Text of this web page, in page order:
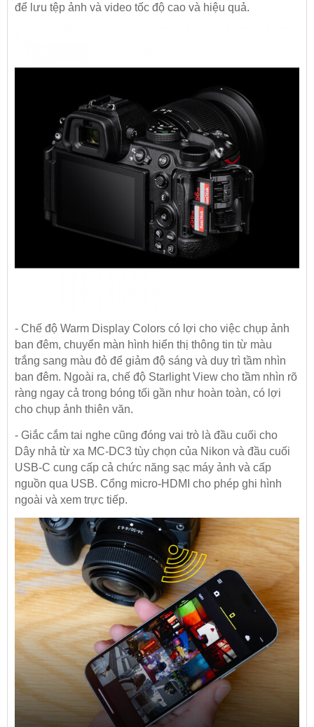
để lưu tệp ảnh và video tốc độ cao và hiệu quả.
- Chế độ Warm Display Colors có lợi cho việc chụp ảnh
ban đêm, chuyển màn hình hiển thị thông tin từ màu
trắng sang màu đỏ để giảm độ sáng và duy trì tầm nhìn
ban đêm. Ngoài ra, chế độ Starlight View cho tầm nhìn rõ
ràng ngay cả trong bóng tối gần như hoàn toàn, có lợi
cho chụp ảnh thiên văn.
- Giắc cắm tai nghe cũng đóng vai trò là đầu cuối cho
Dây nhả từ xa MC-DC3 tùy chọn của Nikon và đầu cuối
USB-C cung cấp cả chức năng sạc máy ảnh và cấp
nguồn qua USB. Cổng micro-HDMI cho phép ghi hình
ngoài và xem trực tiếp.